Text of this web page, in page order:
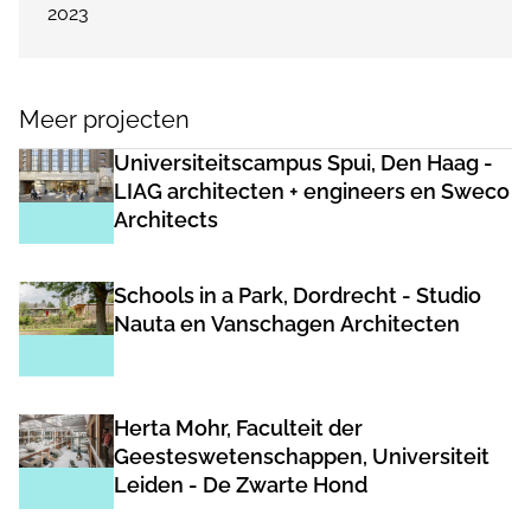
2023
Meer projecten
Universiteitscampus Spui, Den Haag -
LIAG architecten + engineers en Sweco
Architects
Schools in a Park, Dordrecht - Studio
Nauta en Vanschagen Architecten
Herta Mohr, Faculteit der
Geesteswetenschappen, Universiteit
Leiden - De Zwarte Hond